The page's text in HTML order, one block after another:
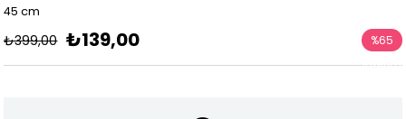
45 cm
₺399,00 ₺139,00 %65
İndirim